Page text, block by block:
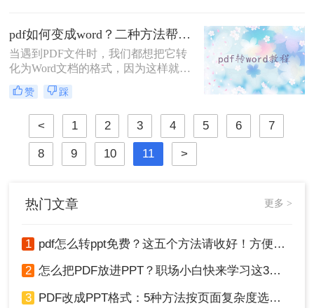
道pdf免费怎么转word，本文为你提供
非常详细的方法，让你轻松完成这一
操作。
pdf如何变成word？二种方法帮助你解决问题
当遇到PDF文件时，我们都想把它转
化为Word文档的格式，因为这样就能
编辑PDF文件了。那么你知道pdf如何
变成word吗？说到格式转换，大家了
解的有多少呢？今天我们就来看看是
怎么将pdf转word的，下次遇到这种问
题就不用担心了。
赞 踩
< 1 2 3 4 5 6 7
8 9 10 11 >
热门文章 更多 >
1 pdf怎么转ppt免费？这五个方法请收好！方便又好用！
2 怎么把PDF放进PPT？职场小白快来学习这3种方法！
3 PDF改成PPT格式：5种方法按页面复杂度选择！